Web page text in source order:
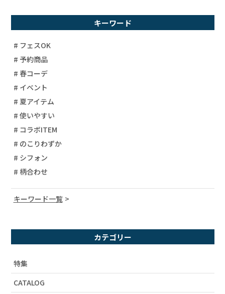
キーワード
# フェスOK
# 予約商品
# 春コーデ
# イベント
# 夏アイテム
# 使いやすい
# コラボITEM
# のこりわずか
# シフォン
# 柄合わせ
キーワード一覧
# コーディネート
# ユニセックス
# 柄シャツ
# セットアップ
# 財布
カテゴリー
特集
CATALOG